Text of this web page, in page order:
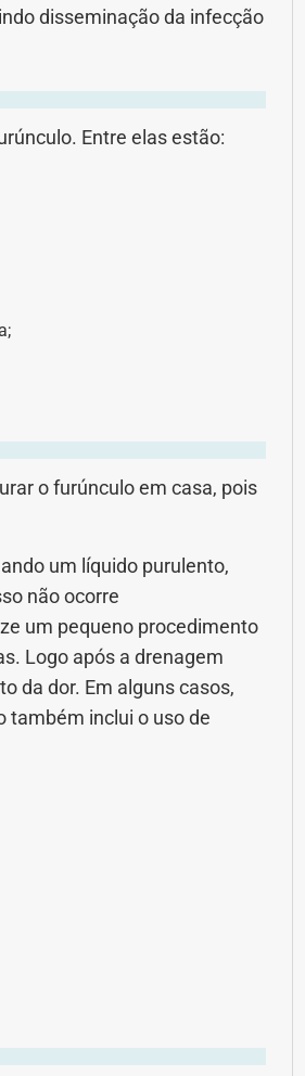
disseminação da infecção
Entre elas estão:
o furúnculo em casa, pois
um líquido purulento,
não ocorre
um pequeno procedimento
Logo após a drenagem
da dor. Em alguns casos,
também inclui o uso de